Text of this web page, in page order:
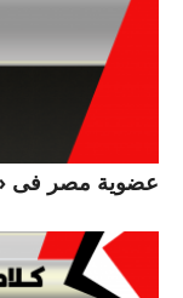
عضوية مصر فى